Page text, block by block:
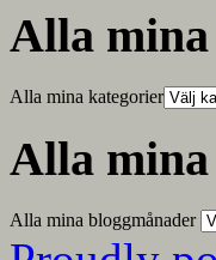
Alla
Alla mina kategorier
Alla mina
Alla mina bloggmånader